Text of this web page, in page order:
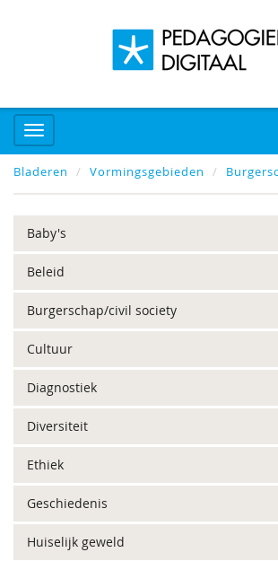
Bladeren Vormingsgebieden
Baby's
Beleid
Burgerschap/civil society
Cultuur
Diagnostiek
Diversiteit
Ethiek
Geschiedenis
Huiselijk geweld